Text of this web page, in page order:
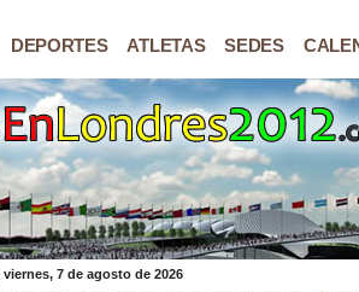
DEPORTES ATLETAS SEDES
7 de agosto de 2026